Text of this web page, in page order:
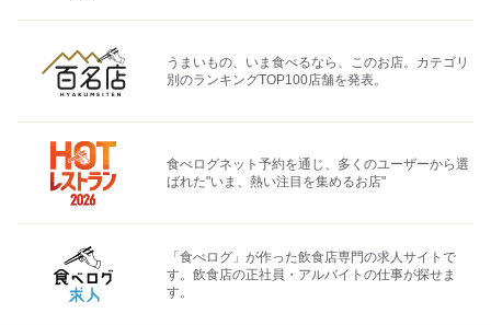
うまいもの、いま食べるなら、このお店。カテゴリ
別のランキングTOP100店舗を発表。
食べログネット予約を通じ、多くのユーザーから選
ばれた"いま、熱い注目を集めるお店"
「食べログ」が作った飲食店専門の求人サイトで
す。飲食店の正社員・アルバイトの仕事が探せま
す。